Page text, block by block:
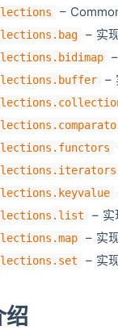
–
– 实
–
– 实
– 实
– 实
绍